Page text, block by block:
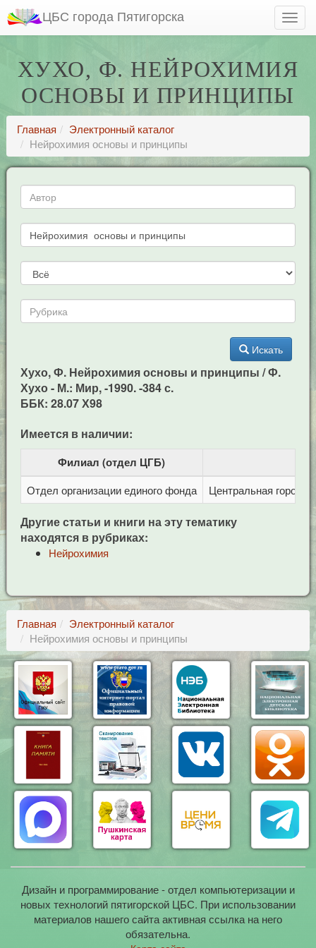
ЦБС города Пятигорска
ХУХО, Ф. НЕЙРОХИМИЯ
ОСНОВЫ И ПРИНЦИПЫ
Главная
Электронный каталог
Нейрохимия основы и принципы
Искать
Хухо, Ф. Нейрохимия основы и принципы / Ф.
Хухо - М.: Мир, -1990. -384 с.
ББК: 28.07 Х98
Имеется в наличии:
Филиал (отдел ЦГБ)
Отдел организации единого фонда Центральная
Другие статьи и книги на эту тематику
находятся в рубриках:
Нейрохимия
Главная
Электронный каталог
Нейрохимия основы и принципы
Дизайн и программирование - отдел компьютеризации и
новых технологий пятигорской ЦБС. При использовании
материалов нашего сайта активная ссылка на него
обязательна.